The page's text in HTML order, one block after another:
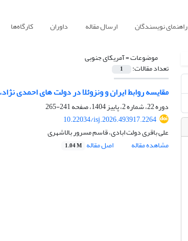
راهنمای نویسندگان ارسال مقاله داوران کارگاه‌ها
موضوعات =آمریکای جنوبی
تعداد مقالات: 1
مقایسه روابط ایران و ونزوئلا در دولت های احمدی
دوره 22، شماره 2، پاییز 1404، صفحه
241-265
10.22034/isj.2026.493917.2264
علی باقری دولت ابادی، قاسم مسرور بالاشهری
مشاهده مقاله
اصل مقاله 1.04 M